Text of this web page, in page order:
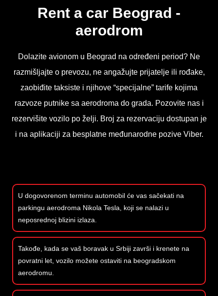
Rent a car Beograd -
aerodrom
Dolazite avionom u Beograd na određeni period? Ne
razmišljajte o prevozu, ne angažujte prijatelje ili rođake,
zaobiđite taksiste i njihove “specijalne” tarife kojima
razvoze putnike sa aerodroma do grada. Pozovite nas i
rezervišite vozilo po želji. Broj za rezervaciju dostupan je
i na aplikaciji za besplatne međunarodne pozive Viber.
U dogovorenom terminu automobil će vas sačekati na
parkingu aerodroma Nikola Tesla, koji se nalazi u
neposrednoj blizini izlaza.
Takođe, kada se vaš boravak u Srbiji završi i krenete na
povratni let, vozilo možete ostaviti na beogradskom
aerodromu.